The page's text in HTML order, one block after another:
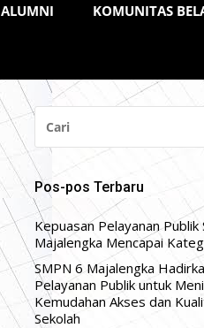
ALUMNI KOMUNITAS
CARI
UNTUK:
Pos-pos Terbaru
Kepuasan Pelayanan
Majalengka Mencapai
SMPN 6 Majalengka
Pelayanan Publik untuk
Kemudahan Akses dan
Sekolah